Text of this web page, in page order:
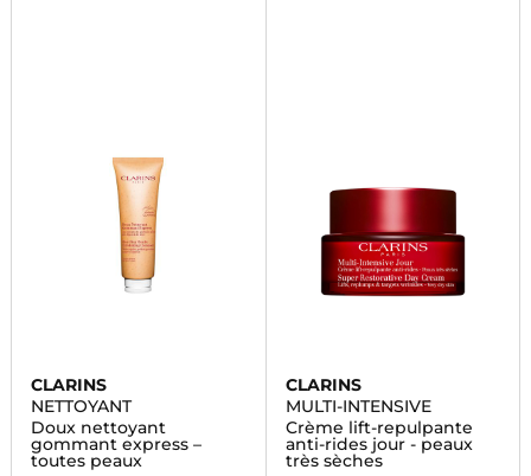
CLARINS
NETTOYANT
Doux nettoyant
gommant express –
toutes peaux
CLARINS
MULTI-INTENSIVE
Crème lift-repulpante
anti-rides jour - peaux
très sèches